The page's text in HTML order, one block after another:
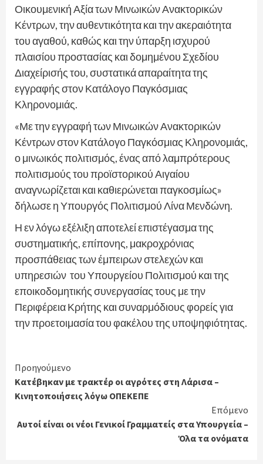
Οικουμενική Αξία των Μινωικών Ανακτορικών
Κέντρων, την αυθεντικότητα και την ακεραιότητα
του αγαθού, καθώς και την ύπαρξη ισχυρού
πλαισίου προστασίας και δομημένου Σχεδίου
Διαχείρισής του, συστατικά απαραίτητα της
εγγραφής στον Κατάλογο Παγκόσμιας
Κληρονομιάς.
«Με την εγγραφή των Μινωικών Ανακτορικών
Κέντρων στον Κατάλογο Παγκόσμιας Κληρονομιάς,
ο μινωικός πολιτισμός, ένας από λαμπρότερους
πολιτισμούς του προϊστορικού Αιγαίου
αναγνωρίζεται και καθιερώνεται παγκοσμίως»
δήλωσε η Υπουργός Πολιτισμού Λίνα Μενδώνη.
Η εν λόγω εξέλιξη αποτελεί επιστέγασμα της
συστηματικής, επίπονης, μακροχρόνιας
προσπάθειας των έμπειρων στελεχών και
υπηρεσιών του Υπουργείου Πολιτισμού και της
εποικοδομητικής συνεργασίας τους με την
Περιφέρεια Κρήτης και συναρμόδιους φορείς για
την προετοιμασία του φακέλου της υποψηφιότητας.
Continue
Reading
Προηγούμενο
Κατέβηκαν με τρακτέρ οι αγρότες στη Λάρισα –
Κινητοποιήσεις λόγω ΟΠΕΚΕΠΕ
Επόμενο
Αυτοί είναι οι νέοι Γενικοί Γραμματείς στα Υπουργεία –
Όλα τα ονόματα